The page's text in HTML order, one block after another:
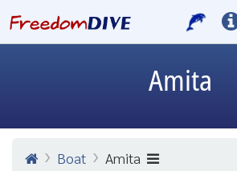
Amita
Boat Amita